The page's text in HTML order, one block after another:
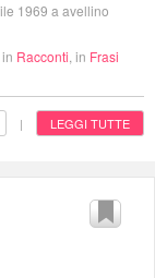
1969 a avellino
, in Racconti , in Frasi
| LEGGI TUTTE